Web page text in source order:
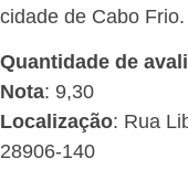
cidade de Cabo Frio.
Quantidade de
Nota: 9,30
Localização: Rua
28906-140